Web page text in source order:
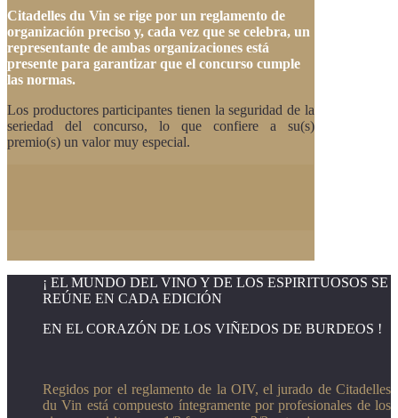
Citadelles du Vin se rige por un reglamento de
organización preciso y, cada vez que se celebra, un
representante de ambas organizaciones está
presente para garantizar que el concurso cumple
las normas.
Los productores participantes tienen la seguridad de la
seriedad del concurso, lo que confiere a su(s)
premio(s) un valor muy especial.
¡ EL MUNDO DEL VINO Y DE LOS ESPIRITUOSOS SE
REÚNE EN CADA EDICIÓN
EN EL CORAZÓN DE LOS VIÑEDOS DE BURDEOS !
Regidos por el reglamento de la OIV, el jurado de Citadelles
du Vin está compuesto íntegramente por profesionales de los